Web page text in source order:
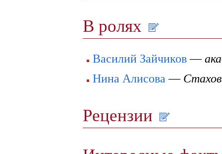
В ролях
Василий Зайчиков—
Нина Алисова —
Рецензии